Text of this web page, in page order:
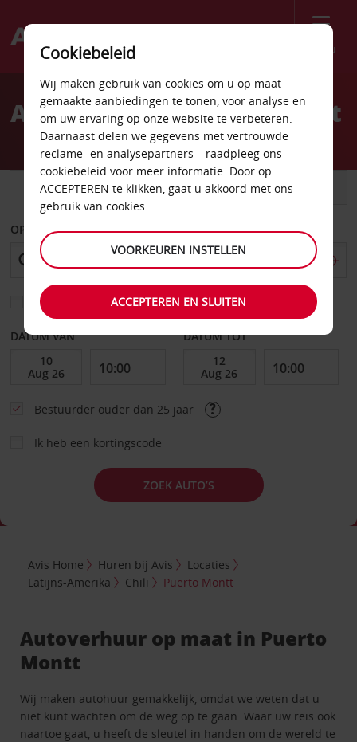
Menu
Welcome
AvisAutoverhuur Puerto Montt
AUTO BESTELWAGEN
OPHALEN OP
Kies een ander afleverpunt
DATUM VAN DATUM TOT
Bestuurder ouder dan 25 jaar
Ik heb een kortingscode
ZOEK AUTO’S
Avis Home Huren bij Avis
Locaties
Latijns-Amerika
Chili Puerto Montt
Autoverhuur op maat in Puerto
Montt
Wij maken autohuur gemakkelijk, omdat we weten dat u
niet kunt wachten om de weg op te gaan. Waar uw reis ook
naartoe gaat, u heeft de sleutel in handen om de wereld te
Cookiebeleid
Wij maken gebruik van cookies om u op maat
gemaakte aanbiedingen te tonen, voor analyse en
om uw ervaring op onze website te verbeteren.
Daarnaast delen we gegevens met vertrouwde
reclame- en analysepartners – raadpleeg ons
cookiebeleid voor meer informatie. Door op
ACCEPTEREN te klikken, gaat u akkoord met ons
gebruik van cookies.
VOORKEUREN INSTELLEN
ACCEPTEREN EN SLUITEN